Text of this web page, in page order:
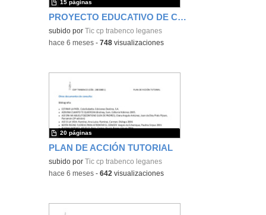
PROYECTO EDUCATIVO DE CENTRO
subido porTic cp trabenco leganes
15 páginas
-hace 6 meses -748 visualizaciones
PLAN DE ACCIÓN TUTORIAL
subido porTic cp trabenco leganes
20 páginas
-hace 6 meses -642 visualizaciones